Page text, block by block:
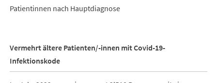
Patientinnen nach Hauptdiagnose
Vermehrt ältere Patienten/-innen mit Covid-19-
Infektionskode